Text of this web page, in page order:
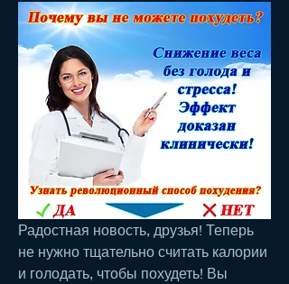
Радостная новость, друзья! Теперь
не нужно тщательно считать калории
и голодать, чтобы похудеть! Вы